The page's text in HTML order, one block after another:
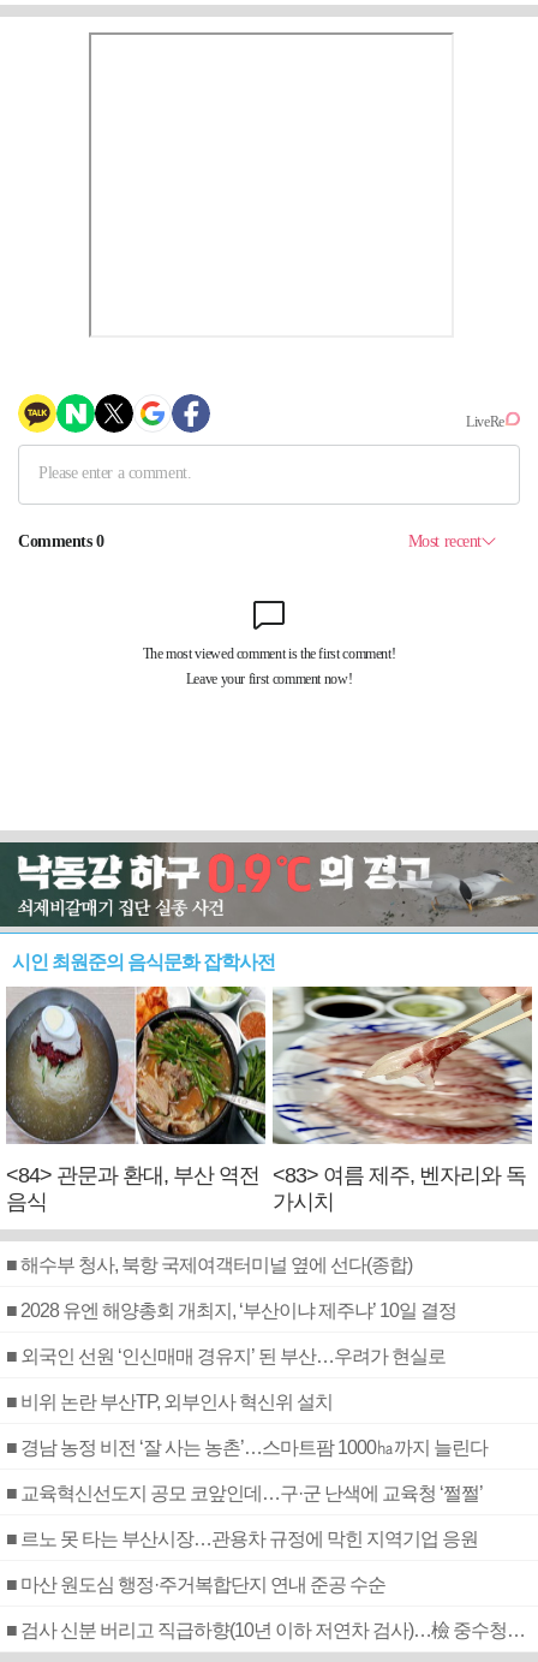
시인 최원준의 음식문화 잡학사전
<84> 관문과 환대, 부산 역전
음식
<83> 여름 제주, 벤자리와 독
가시치
■ 해수부 청사, 북항 국제여객터미널 옆에 선다(종합)
■ 2028 유엔 해양총회 개최지, ‘부산이냐 제주냐’ 10일 결정
■ 외국인 선원 ‘인신매매 경유지’ 된 부산…우려가 현실로
■ 비위 논란 부산TP, 외부인사 혁신위 설치
■ 경남 농정 비전 ‘잘 사는 농촌’…스마트팜 1000㏊까지 늘린다
■ 교육혁신선도지 공모 코앞인데…구·군 난색에 교육청 ‘쩔쩔’
■ 르노 못 타는 부산시장…관용차 규정에 막힌 지역기업 응원
■ 마산 원도심 행정·주거복합단지 연내 준공 수순
■ 검사 신분 버리고 직급하향(10년 이하 저연차 검사)…檢 중수청행 기피